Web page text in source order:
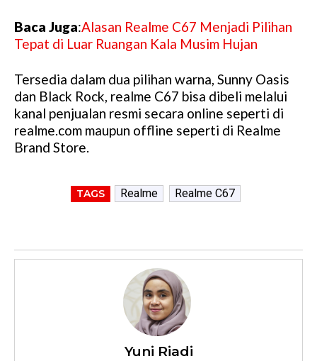
Baca Juga:Alasan Realme C67 Menjadi Pilihan
Tepat di Luar Ruangan Kala Musim Hujan
Tersedia dalam dua pilihan warna, Sunny Oasis
dan Black Rock, realme C67 bisa dibeli melalui
kanal penjualan resmi secara online seperti di
realme.com maupun offline seperti di Realme
Brand Store.
TAGS Realme Realme C67
Yuni Riadi